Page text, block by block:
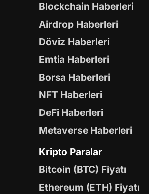
Blockchain Haberleri
Airdrop Haberleri
Döviz Haberleri
Emtia Haberleri
Borsa Haberleri
NFT Haberleri
DeFi Haberleri
Metaverse Haberleri
Kripto Paralar
Bitcoin (BTC) Fiyatı
Ethereum (ETH) Fiyatı